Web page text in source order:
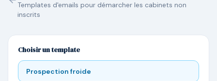
Templates d'emails pour démarcher les cabinets non
inscrits
Choisir un template
Prospection froide